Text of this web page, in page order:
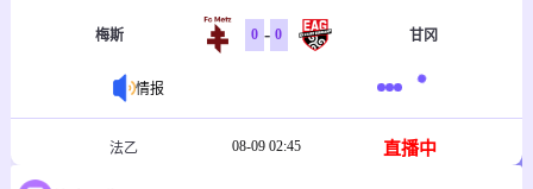
梅斯 0 - 0 甘冈
情报
法乙 08-09 02:45 直播中